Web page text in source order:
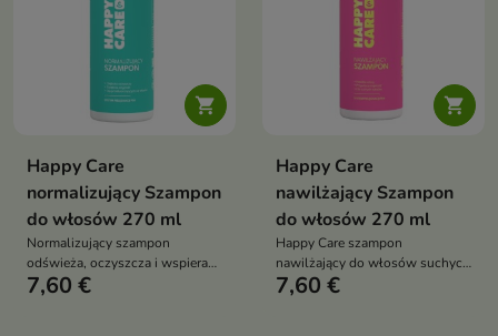

Happy Care
normalizujący Szampon
do włosów 270 ml
Normalizujący szampon
odświeża, oczyszcza i wspiera
równowagę skóry głowy oraz
7,60 €

Happy Care
nawilżający Szampon
do włosów 270 ml
Happy Care szampon
nawilżający do włosów suchych
z D-pantenolem, sorbitolem i
7,60 €